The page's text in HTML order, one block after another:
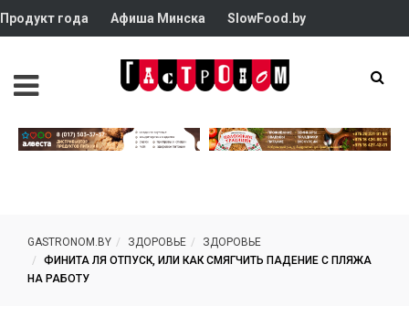
Продукт года Афиша Минска SlowFood.by
GASTRONOM.BY ЗДОРОВЬЕ
ЗДОРОВЬЕ
ФИНИТА ЛЯ ОТПУСК, ИЛИ КАК СМЯГЧИТЬ ПАДЕНИЕ С ПЛЯЖА
НА РАБОТУ